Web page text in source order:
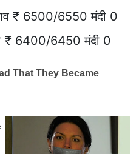
₹ 6500/6550 मंदी 0
₹ 6400/6450 मंदी 0